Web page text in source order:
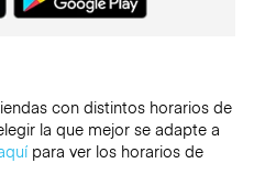
con distintos horarios de
la que mejor se adapte a
para ver los horarios de